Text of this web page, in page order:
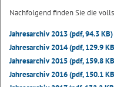
Nachfolgend finden Sie die
Jahresarchiv 2013 (pdf, 94.3 KB)
Jahresarchiv 2014 (pdf, 129.9
Jahresarchiv 2015 (pdf, 159.8
Jahresarchiv 2016 (pdf, 150.1